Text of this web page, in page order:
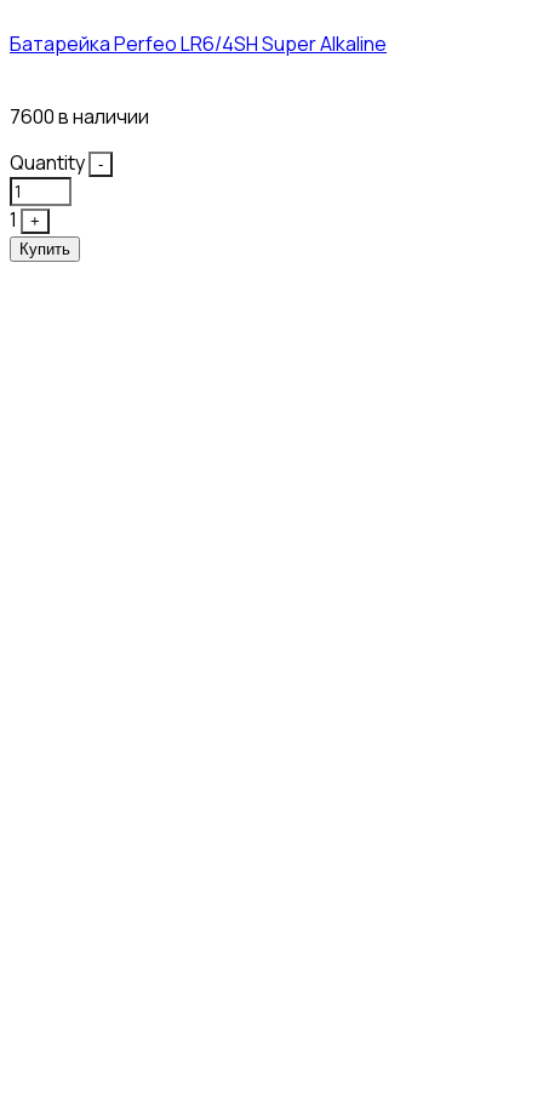
Батарейка Perfeo LR6/4SH Super Alkaline
7600 в наличии
Quantity
-
1
+
Купить